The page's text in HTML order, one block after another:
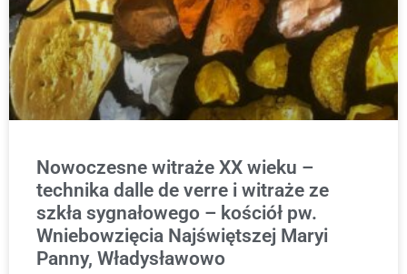
Nowoczesne witraże XX wieku –
technika dalle de verre i witraże ze
szkła sygnałowego – kościół pw.
Wniebowzięcia Najświętszej Maryi
Panny, Władysławowo